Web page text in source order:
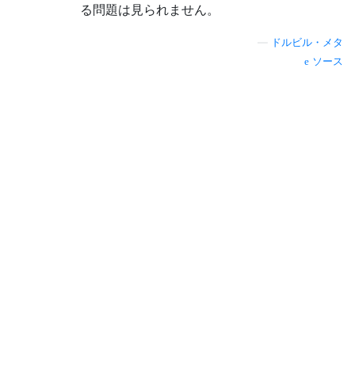
る問題は見られません。
ドルビル・メタ
ソース